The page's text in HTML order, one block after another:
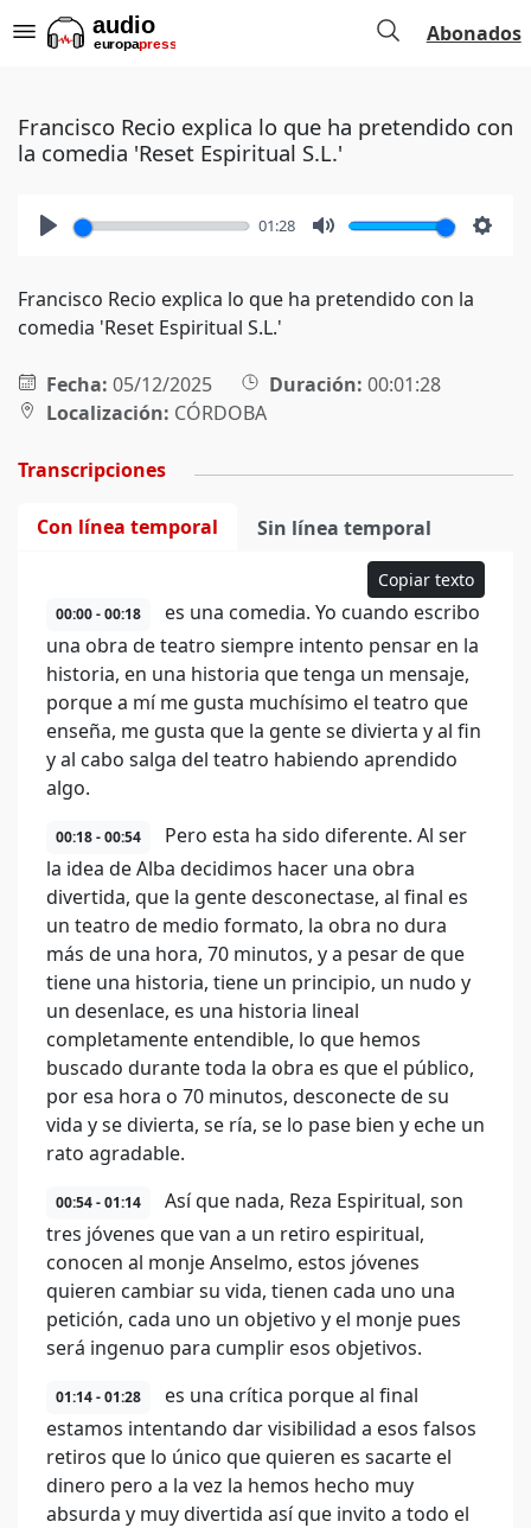
Abonados
Francisco Recio explica lo que ha pretendido con
la comedia 'Reset Espiritual S.L.'
01:28
Francisco Recio explica lo que ha pretendido con la
comedia 'Reset Espiritual S.L.'
Fecha: 05/12/2025 Duración: 00:01:28
Localización: CÓRDOBA
Transcripciones
Con línea temporal Sin línea temporal
Copiar texto
00:00 - 00:18
es una comedia. Yo cuando escribo
una obra de teatro siempre intento pensar en la
historia, en una historia que tenga un mensaje,
porque a mí me gusta muchísimo el teatro que
enseña, me gusta que la gente se divierta y al fin
y al cabo salga del teatro habiendo aprendido
algo.
00:18 - 00:54
Pero esta ha sido diferente. Al ser
la idea de Alba decidimos hacer una obra
divertida, que la gente desconectase, al final es
un teatro de medio formato, la obra no dura
más de una hora, 70 minutos, y a pesar de que
tiene una historia, tiene un principio, un nudo y
un desenlace, es una historia lineal
completamente entendible, lo que hemos
buscado durante toda la obra es que el público,
por esa hora o 70 minutos, desconecte de su
vida y se divierta, se ría, se lo pase bien y eche un
rato agradable.
00:54 - 01:14
Así que nada, Reza Espiritual, son
tres jóvenes que van a un retiro espiritual,
conocen al monje Anselmo, estos jóvenes
quieren cambiar su vida, tienen cada uno una
petición, cada uno un objetivo y el monje pues
será ingenuo para cumplir esos objetivos.
01:14 - 01:28
es una crítica porque al final
estamos intentando dar visibilidad a esos falsos
retiros que lo único que quieren es sacarte el
dinero pero a la vez la hemos hecho muy
absurda y muy divertida así que invito a todo el